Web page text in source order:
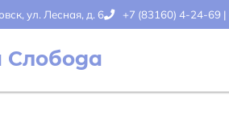
ул. Лесная, д. 6 +7 (83160) 4-24-69 |
Слобода